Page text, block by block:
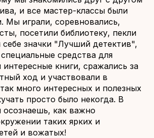
и все мастер-классы были
Мы играли, соревновались,
посетили библиотеку, пекли
себе значки "Лучший детектив",
средства для
книги, сражались за
ход и участвовали в
много интересных и полезных
просто было некогда. В
как важно
таких ярких и
и вожатых!